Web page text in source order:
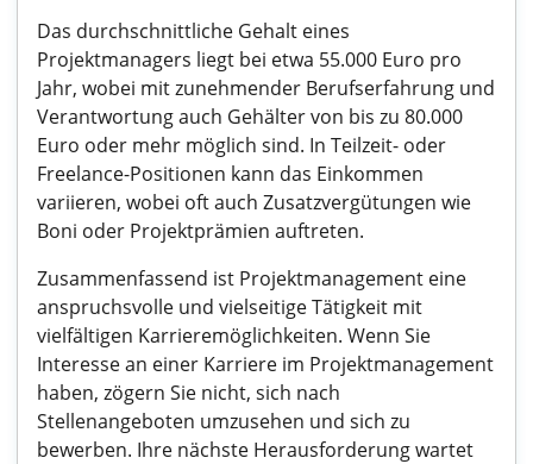
Das durchschnittliche Gehalt eines
Projektmanagers liegt bei etwa 55.000 Euro pro
Jahr, wobei mit zunehmender Berufserfahrung und
Verantwortung auch Gehälter von bis zu 80.000
Euro oder mehr möglich sind. In Teilzeit- oder
Freelance-Positionen kann das Einkommen
variieren, wobei oft auch Zusatzvergütungen wie
Boni oder Projektprämien auftreten.
Zusammenfassend ist Projektmanagement eine
anspruchsvolle und vielseitige Tätigkeit mit
vielfältigen Karrieremöglichkeiten. Wenn Sie
Interesse an einer Karriere im Projektmanagement
haben, zögern Sie nicht, sich nach
Stellenangeboten umzusehen und sich zu
bewerben. Ihre nächste Herausforderung wartet